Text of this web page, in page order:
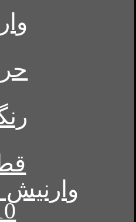
وارنیش